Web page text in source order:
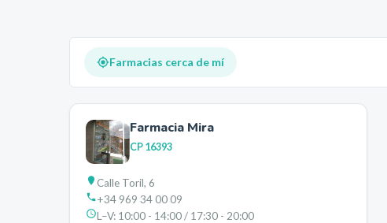
Farmacias cerca de mí
Farmacia Mira
CP 16393
Calle Toril, 6
+34 969 34 00 09
L–V: 10:00 - 14:00 / 17:30 - 20:00